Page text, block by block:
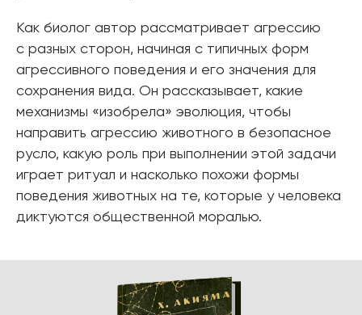
Как биолог автор рассматривает агрессию
с разных сторон, начиная с типичных форм
агрессивного поведения и его значения для
сохранения вида. Он рассказывает, какие
механизмы «изобрела» эволюция, чтобы
направить агрессию животного в безопасное
русло, какую роль при выполнении этой задачи
играет ритуал и насколько похожи формы
поведения животных на те, которые у человека
диктуются общественной моралью.